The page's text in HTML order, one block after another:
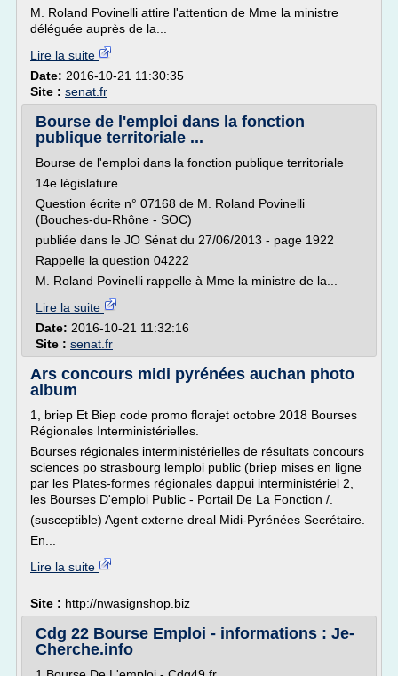
M. Roland Povinelli attire l'attention de Mme la ministre
déléguée auprès de la...
Lire la suite
Date: 2016-10-21 11:30:35
Site : senat.fr
Bourse de l'emploi dans la fonction
publique territoriale ...
Bourse de l'emploi dans la fonction publique territoriale
14e législature
Question écrite n° 07168 de M. Roland Povinelli
(Bouches-du-Rhône - SOC)
publiée dans le JO Sénat du 27/06/2013 - page 1922
Rappelle la question 04222
M. Roland Povinelli rappelle à Mme la ministre de la...
Lire la suite
Date: 2016-10-21 11:32:16
Site : senat.fr
Ars concours midi pyrénées auchan photo
album
1, briep Et Biep code promo florajet octobre 2018 Bourses
Régionales Interministérielles.
Bourses régionales interministérielles de résultats concours
sciences po strasbourg lemploi public (briep mises en ligne
par les Plates-formes régionales dappui interministériel 2,
les Bourses D'emploi Public - Portail De La Fonction /.
(susceptible) Agent externe dreal Midi-Pyrénées Secrétaire.
En...
Lire la suite
Site : http://nwasignshop.biz
Cdg 22 Bourse Emploi - informations : Je-
Cherche.info